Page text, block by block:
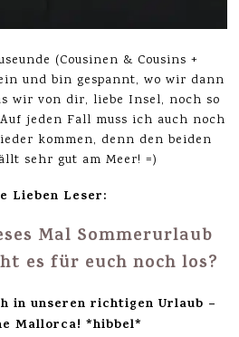
(Cousinen & Cousins +
und bin gespannt, wo wir dann
wir von dir, liebe Insel, noch so
jeden Fall muss ich auch noch
kommen, denn den beiden
sehr gut am Meer! =)
Lieben Leser:
Mal Sommerurlaub
es für euch noch los?
in unseren richtigen Urlaub –
Mallorca! *hibbel*